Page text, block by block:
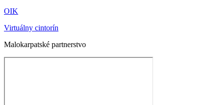
OIK
Virtuálny cintorín
Malokarpatské partnerstvo